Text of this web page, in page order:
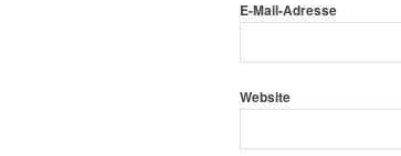
E-Mail-Adresse
Website